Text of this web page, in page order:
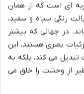
ای است که از همان
رنگی سیاه و سفید،
در جهانی که بیشتر
بصری هستند، این
می کند، بلکه به
از وحشت را خلق می